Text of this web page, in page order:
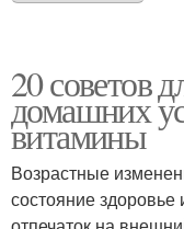
20 советов
домашних
витамины
Возрастные
состояние здоровье